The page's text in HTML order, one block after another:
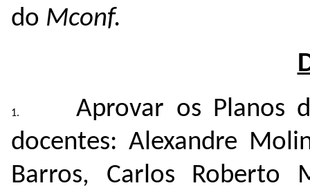
do Mconf.
Aprovar os Planos
docentes: Alexandre
Barros, Carlos Roberto